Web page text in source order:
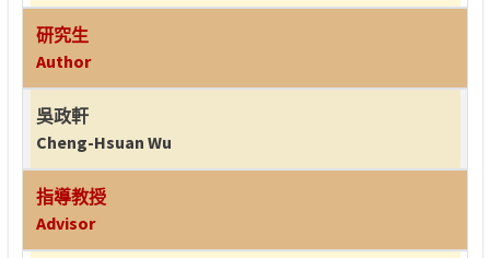
研究生
Author
吳政軒
Cheng-Hsuan Wu
指導教授
Advisor